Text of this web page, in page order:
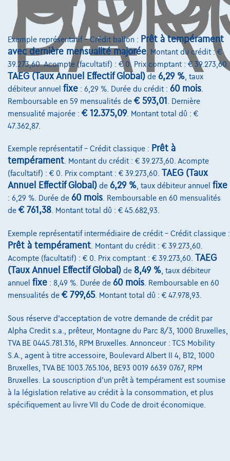
Exemple représentatif – Crédit ballon : Prêt à tempérament
avec dernière mensualité majorée . Montant du crédit : €
39.273,60. Acompte (facultatif) : € 0. Prix comptant : € 39.273,60.
TAEG (Taux Annuel Effectif Global) de 6,29 % , taux
débiteur annuel fixe : 6,29 %. Durée du crédit : 60 mois
Remboursable en 59 mensualités de € 593,01
. Dernière
mensualité majorée : € 12.375,09. Montant total dû : €
47.362,87.
Exemple représentatif – Crédit classique : Prêt à
tempérament. Montant du crédit : € 39.273,60. Acompte
(facultatif) : € 0. Prix comptant : € 39.273,60.
TAEG (Taux
Annuel Effectif Global) de 6,29 %, taux débiteur annuel fixe
: 6,29 %. Durée de 60 mois. Remboursable en 60 mensualités
de € 761,38. Montant total dû : € 45.682,93.
Exemple représentatif intermédiaire de crédit – Crédit classique :
Prêt à tempérament. Montant du crédit : € 39.273,60.
Acompte (facultatif) : € 0. Prix comptant : € 39.273,60.
TAEG
(Taux Annuel Effectif Global) de 8,49 %, taux débiteur
annuel fixe : 8,49 %. Durée de 60 mois. Remboursable en 60
mensualités de € 799,65. Montant total dû : € 47.978,93.
Sous réserve d'acceptation de votre demande de crédit par
Alpha Credit s.a., prêteur, Montagne du Parc 8/3, 1000 Bruxelles,
TVA BE 0445.781.316, RPM Bruxelles. Annonceur : TCS Mobility
S.A., agent à titre accessoire, Boulevard Albert II 4, B12, 1000
Bruxelles, TVA BE 1003.765.106, BE93 0019 6639 0767, RPM
Bruxelles. La souscription d'un prêt à tempérament est soumise
à la législation relative au crédit à la consommation, et plus
spécifiquement au livre VII du Code de droit économique.
Assurance auto
Leasing
Sur Nous
Devenez client
Qui nous sommes
Charte de qualité
Nos dealers
Nos partenaires
Notre équipe
Contact
@2024 TCS Mobility SA/NV Copyright
Conditions Générales
Conditions d'assistance
Protection Des Données
Politique Des Cookies
Charte de qualité
Login